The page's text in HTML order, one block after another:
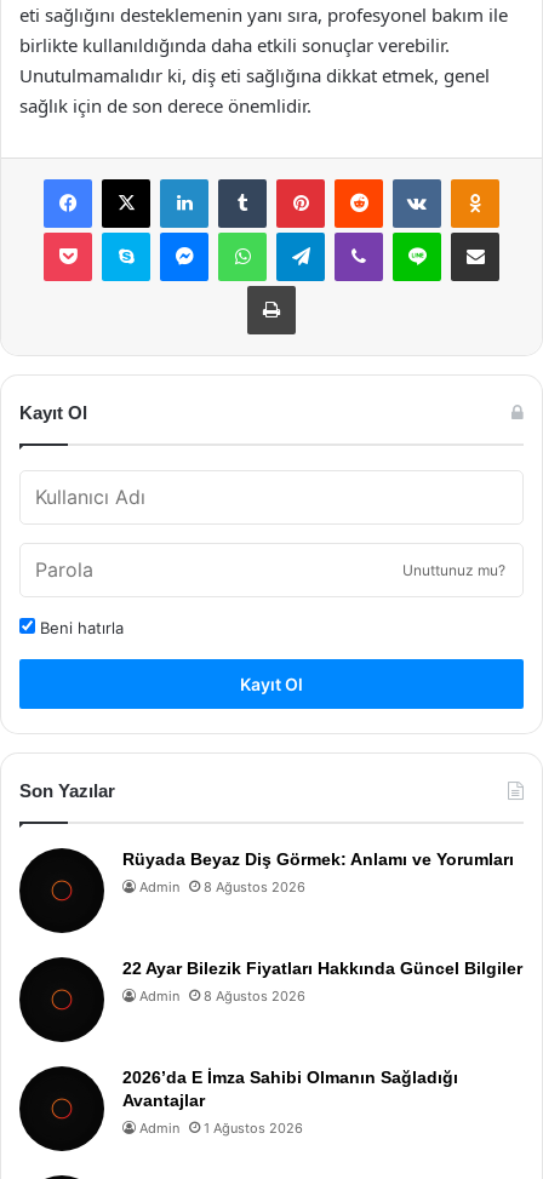
eti sağlığını desteklemenin yanı sıra, profesyonel bakım ile
birlikte kullanıldığında daha etkili sonuçlar verebilir.
Unutulmamalıdır ki, diş eti sağlığına dikkat etmek, genel
sağlık için de son derece önemlidir.
Facebook
X LinkedInTumblr PinterestReddit VKontakte
Pocket Skype MessengerWhatsAppTelegramViber Line E-Posta ile
Yazdır
Kayıt Ol
Unuttunuz mu?
Beni hatırla
Kayıt Ol
Son Yazılar
Rüyada Beyaz Diş Görmek: Anlamı ve Yorumları
Admin 8 Ağustos 2026
22 Ayar Bilezik Fiyatları Hakkında Güncel Bilgiler
Admin 8 Ağustos 2026
2026’da E İmza Sahibi Olmanın Sağladığı
Avantajlar
Admin 1 Ağustos 2026